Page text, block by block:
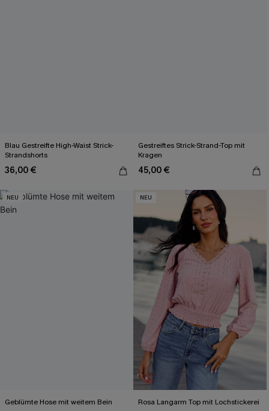
Blau Gestreifte High-Waist Strick-
Strandshorts
36,00 €
Gestreiftes Strick-Strand-Top mit
Kragen
45,00 €
NEU
Geblümte Hose mit weitem Bein
NEU
Rosa Langarm Top mit Lochstickerei